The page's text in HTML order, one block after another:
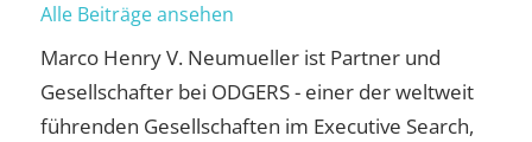
Alle Beiträge ansehen
Marco Henry V. Neumueller ist Partner und
Gesellschafter bei ODGERS - einer der weltweit
führenden Gesellschaften im Executive Search,